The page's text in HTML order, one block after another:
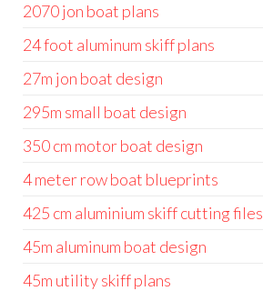
2070 jon boat plans
24 foot aluminum skiff plans
27m jon boat design
295m small boat design
350 cm motor boat design
4 meter row boat blueprints
425 cm aluminium skiff cutting files
45m aluminum boat design
45m utility skiff plans